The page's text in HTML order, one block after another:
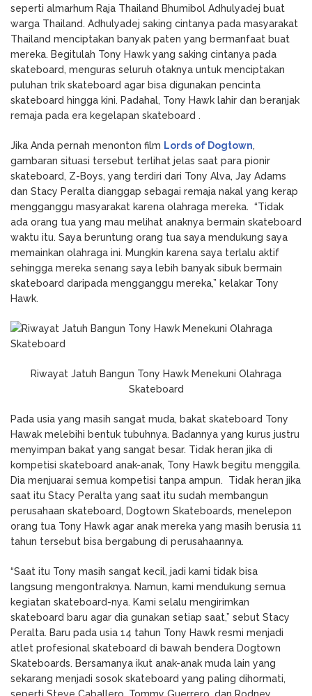
seperti almarhum Raja Thailand Bhumibol Adhulyadej buat
warga Thailand. Adhulyadej saking cintanya pada masyarakat
Thailand menciptakan banyak paten yang bermanfaat buat
mereka. Begitulah Tony Hawk yang saking cintanya pada
skateboard, menguras seluruh otaknya untuk menciptakan
puluhan trik skateboard agar bisa digunakan pencinta
skateboard hingga kini. Padahal, Tony Hawk lahir dan beranjak
remaja pada era kegelapan skateboard .
Jika Anda pernah menonton film Lords of Dogtown,
gambaran situasi tersebut terlihat jelas saat para pionir
skateboard, Z-Boys, yang terdiri dari Tony Alva, Jay Adams
dan Stacy Peralta dianggap sebagai remaja nakal yang kerap
mengganggu masyarakat karena olahraga mereka. “Tidak
ada orang tua yang mau melihat anaknya bermain skateboard
waktu itu. Saya beruntung orang tua saya mendukung saya
memainkan olahraga ini. Mungkin karena saya terlalu aktif
sehingga mereka senang saya lebih banyak sibuk bermain
skateboard daripada mengganggu mereka,” kelakar Tony
Hawk.
Riwayat Jatuh Bangun Tony Hawk Menekuni Olahraga
Skateboard
Pada usia yang masih sangat muda, bakat skateboard Tony
Hawak melebihi bentuk tubuhnya. Badannya yang kurus justru
menyimpan bakat yang sangat besar. Tidak heran jika di
kompetisi skateboard anak-anak, Tony Hawk begitu menggila.
Dia menjuarai semua kompetisi tanpa ampun. Tidak heran jika
saat itu Stacy Peralta yang saat itu sudah membangun
perusahaan skateboard, Dogtown Skateboards, menelepon
orang tua Tony Hawk agar anak mereka yang masih berusia 11
tahun tersebut bisa bergabung di perusahaannya.
“Saat itu Tony masih sangat kecil, jadi kami tidak bisa
langsung mengontraknya. Namun, kami mendukung semua
kegiatan skateboard-nya. Kami selalu mengirimkan
skateboard baru agar dia gunakan setiap saat,” sebut Stacy
Peralta. Baru pada usia 14 tahun Tony Hawk resmi menjadi
atlet profesional skateboard di bawah bendera Dogtown
Skateboards. Bersamanya ikut anak-anak muda lain yang
sekarang menjadi sosok skateboard yang paling dihormati,
seperti Steve Caballero, Tommy Guerrero, dan Rodney